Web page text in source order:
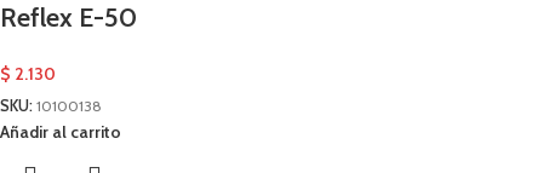
Reflex E-50
$ 2.130
SKU: 10100138
Añadir al carrito